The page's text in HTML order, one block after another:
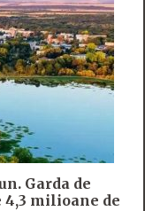
Garda de
4,3 milioane de